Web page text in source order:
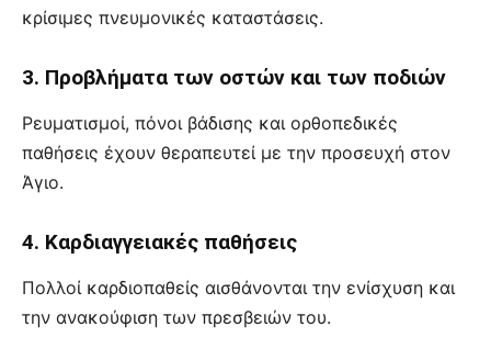
κρίσιμες πνευμονικές καταστάσεις.
3. Προβλήματα των οστών και των ποδιών
Ρευματισμοί, πόνοι βάδισης και ορθοπεδικές
παθήσεις έχουν θεραπευτεί με την προσευχή στον
Άγιο.
4. Καρδιαγγειακές παθήσεις
Πολλοί καρδιοπαθείς αισθάνονται την ενίσχυση και
την ανακούφιση των πρεσβειών του.